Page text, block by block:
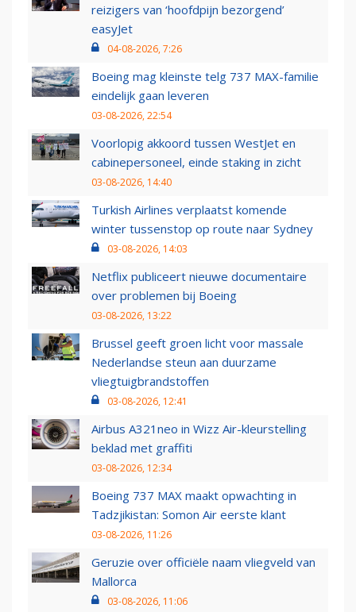
reizigers van ‘hoofdpijn bezorgend’
easyJet
04-08-2026, 7:26
Boeing mag kleinste telg 737 MAX-familie
eindelijk gaan leveren
03-08-2026, 22:54
Voorlopig akkoord tussen WestJet en
cabinepersoneel, einde staking in zicht
03-08-2026, 14:40
Turkish Airlines verplaatst komende
winter tussenstop op route naar Sydney
03-08-2026, 14:03
Netflix publiceert nieuwe documentaire
over problemen bij Boeing
03-08-2026, 13:22
Brussel geeft groen licht voor massale
Nederlandse steun aan duurzame
vliegtuigbrandstoffen
03-08-2026, 12:41
Airbus A321neo in Wizz Air-kleurstelling
beklad met graffiti
03-08-2026, 12:34
Boeing 737 MAX maakt opwachting in
Tadzjikistan: Somon Air eerste klant
03-08-2026, 11:26
Geruzie over officiële naam vliegveld van
Mallorca
03-08-2026, 11:06